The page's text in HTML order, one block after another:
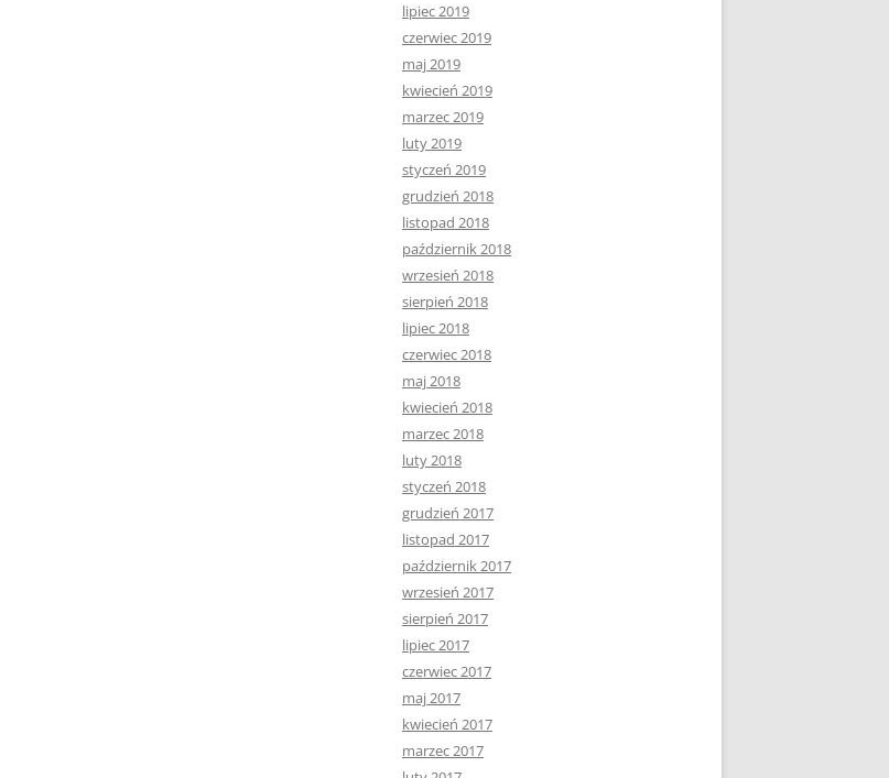
lipiec 2019
czerwiec 2019
maj 2019
kwiecień 2019
marzec 2019
luty 2019
styczeń 2019
grudzień 2018
listopad 2018
październik 2018
wrzesień 2018
sierpień 2018
lipiec 2018
czerwiec 2018
maj 2018
kwiecień 2018
marzec 2018
luty 2018
styczeń 2018
grudzień 2017
listopad 2017
październik 2017
wrzesień 2017
sierpień 2017
lipiec 2017
czerwiec 2017
maj 2017
kwiecień 2017
marzec 2017